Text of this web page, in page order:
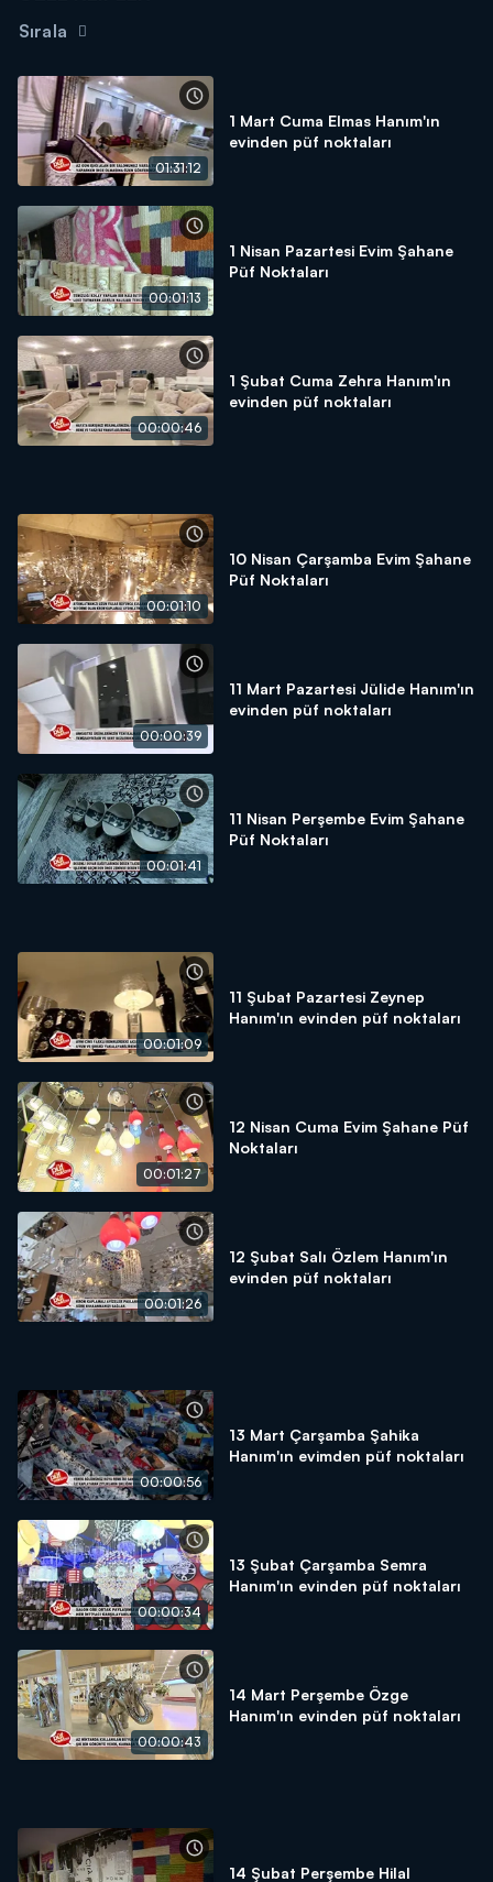
Sırala
01:31:12
1 Mart Cuma Elmas Hanım'ın
evinden püf noktaları
00:01:13
1 Nisan Pazartesi Evim Şahane
Püf Noktaları
00:00:46
1 Şubat Cuma Zehra Hanım'ın
evinden püf noktaları
00:01:10
10 Nisan Çarşamba Evim Şahane
Püf Noktaları
00:00:39
11 Mart Pazartesi Jülide Hanım'ın
evinden püf noktaları
00:01:41
11 Nisan Perşembe Evim Şahane
Püf Noktaları
00:01:09
11 Şubat Pazartesi Zeynep
Hanım'ın evinden püf noktaları
00:01:27
12 Nisan Cuma Evim Şahane Püf
Noktaları
00:01:26
12 Şubat Salı Özlem Hanım'ın
evinden püf noktaları
00:00:56
13 Mart Çarşamba Şahika
Hanım'ın evimden püf noktaları
00:00:34
13 Şubat Çarşamba Semra
Hanım'ın evinden püf noktaları
00:00:43
14 Mart Perşembe Özge
Hanım'ın evinden püf noktaları
14 Şubat Perşembe Hilal